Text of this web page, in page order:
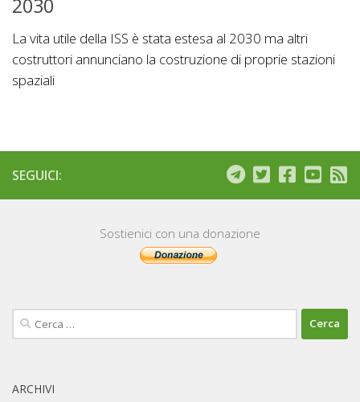
2030
La vita utile della ISS è stata estesa al 2030 ma altri
costruttori annunciano la costruzione di proprie stazioni
spaziali
SEGUICI:
Sostienici con una donazione
Ricerca
per:
ARCHIVI